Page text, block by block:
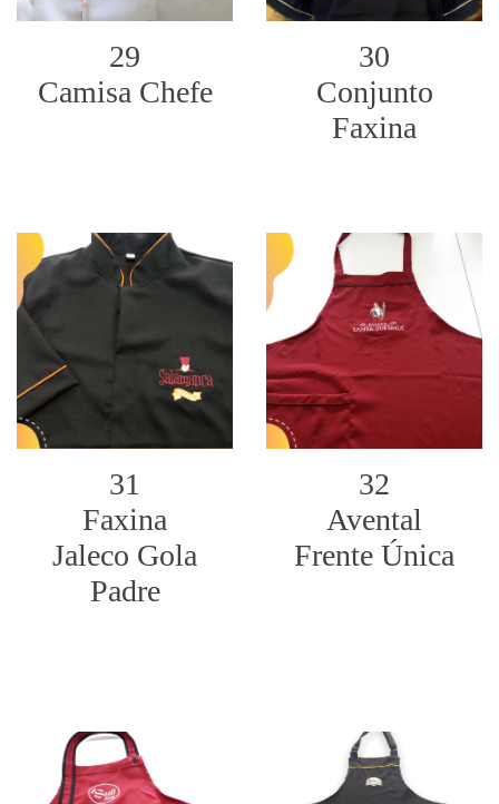
29
Camisa Chefe
30
Conjunto
Faxina
31
Faxina
Jaleco Gola
Padre
32
Avental
Frente Única